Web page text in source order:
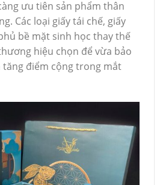
ưu tiên sản phẩm thân
Các loại giấy tái chế, giấy
bề mặt sinh học thay thế
hiệu chọn để vừa bảo
điểm cộng trong mắt